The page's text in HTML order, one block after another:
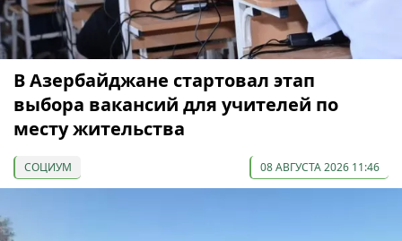
В Азербайджане стартовал этап
выбора вакансий для учителей по
месту жительства
СОЦИУМ 08 АВГУСТА 2026 11:46